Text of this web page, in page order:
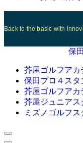
Back to the basic with
保
芥屋ゴルフアカ
保田プロ４ス
芥屋ゴルフアカ
芥屋ジュニアス
ミズノゴルフ